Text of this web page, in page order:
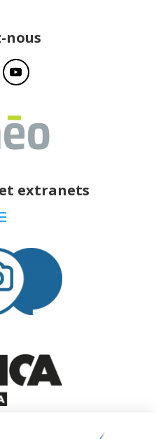
nous
extranets